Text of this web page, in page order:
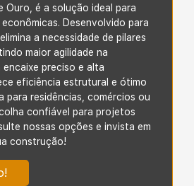
Ouro, é a solução ideal para
Desenvolvido para
a necessidade de pilares
maior agilidade na
preciso e alta
eficiência estrutural e ótimo
para residências, comércios ou
confiável para projetos
nossas opções e invista em
construção!